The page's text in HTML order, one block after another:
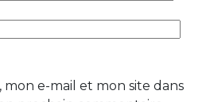
e-mail et mon site dans